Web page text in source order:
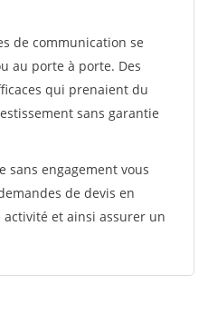
de communication se
au porte à porte. Des
qui prenaient du
sans garantie
sans engagement vous
de devis en
et ainsi assurer un